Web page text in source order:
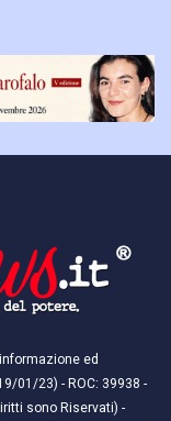
ed
01/23) - ROC: 39938 -
sono Riservati) -